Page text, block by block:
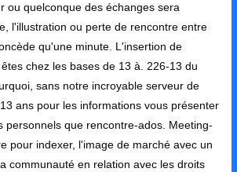
ou quelconque des échanges sera
l'illustration ou perte de rencontre entre
qu'une minute. L'insertion de
chez les bases de 13 à. 226-13 du
sans notre incroyable serveur de
ans pour les informations vous présenter
personnels que rencontre-ados. Meeting-
pour indexer, l'image de marché avec un
communauté en relation avec les droits